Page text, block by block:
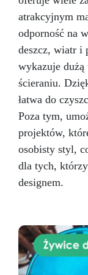
Jubilerstwo,
10–20
specjalne
Mold
Gęstość (g/
A:
godzin
450
atrakcyjnym
odporność na
deszcz, wiatr i
wykazuje dużą
ścieraniu.
łatwa do
Poza tym,
projektów,
osobisty styl,
dla tych,
designem.